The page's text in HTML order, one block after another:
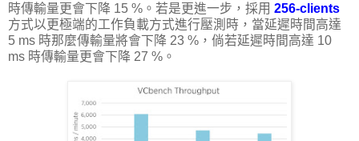
時傳輸量更會下降 15 %。若是更進一步，採用 256-clients
方式以更極端的工作負載方式進行壓測時，當延遲時間高達
5 ms 時那麼傳輸量將會下降 23 %，倘若延遲時間高達 10
ms 時傳輸量更會下降 27 %。